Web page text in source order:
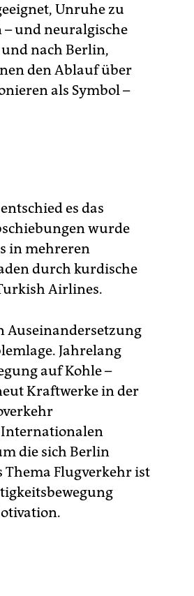
Unruhe zu
und neuralgische
nach Berlin,
den Ablauf über
als Symbol –
es das
wurde
in mehreren
durch kurdische
Airlines.
Auseinandersetzung
Jahrelang
auf Kohle –
Kraftwerke in der
Internationalen
die sich Berlin
Thema Flugverkehr ist